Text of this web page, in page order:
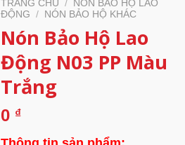
TRANG CHỦ /
NÓN BẢO HỘ LAO
ĐỘNG
/ NÓN BẢO HỘ KHÁC
Nón Bảo Hộ Lao
Động N03 PP Màu
Trắng
0 ₫